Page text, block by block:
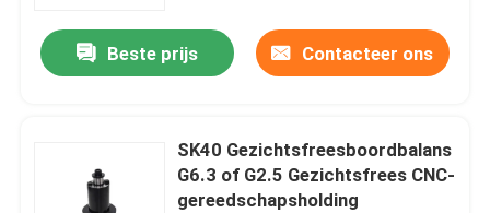
Beste prijs Contacteer ons
SK40 Gezichtsfreesboordbalans
G6.3 of G2.5 Gezichtsfrees CNC-
gereedschapsholding